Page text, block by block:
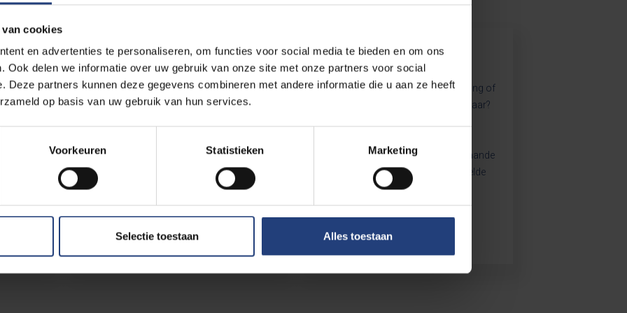
cookies
en advertenties te personaliseren, om functies voor social media te bieden en om ons
Ook delen we informatie over uw gebruik van onze site met onze partners voor social
Deze partners kunnen deze gegevens combineren met andere informatie die u aan ze heeft
op basis van uw gebruik van hun services.
Voorkeuren Statistieken Marketing
Selectie toestaan Alles toestaan
je
of
Standaard Student Shop on
campus
In de Standaard Student Shop is al het
studiemateriaal te koop aan
met minstens 10% studentenkorting in
vergelijking met de prijs in normale
boekhandels.
OSD Cursusdienst
Op zoek naar een goede samenvatting of
examenvragen van vorig academiejaar?
aanvullend cursusmateriaal aan, gaande
van bijkomende teksten tot gebundelde
samenvattingen.